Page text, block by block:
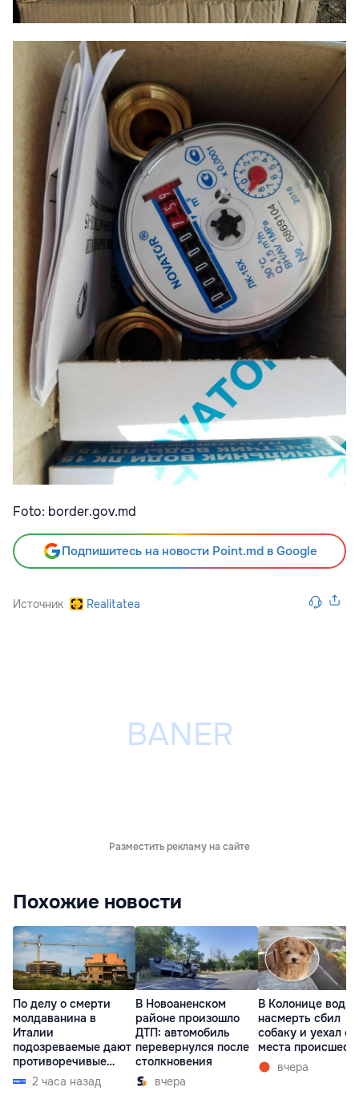
Foto: border.gov.md
Подпишитесь на новости Point.md в Google
Источник Realitatea
Разместить рекламу на сайте
Похожие новости
По делу о смерти
молдаванина в
Италии
подозреваемые дают
противоречивые
показания
2 часа назад
В Новоаненском
районе произошло
ДТП: автомобиль
перевернулся после
столкновения
вчера
В Колонице
насмерть сбил
собаку и уехал с
места
вчера